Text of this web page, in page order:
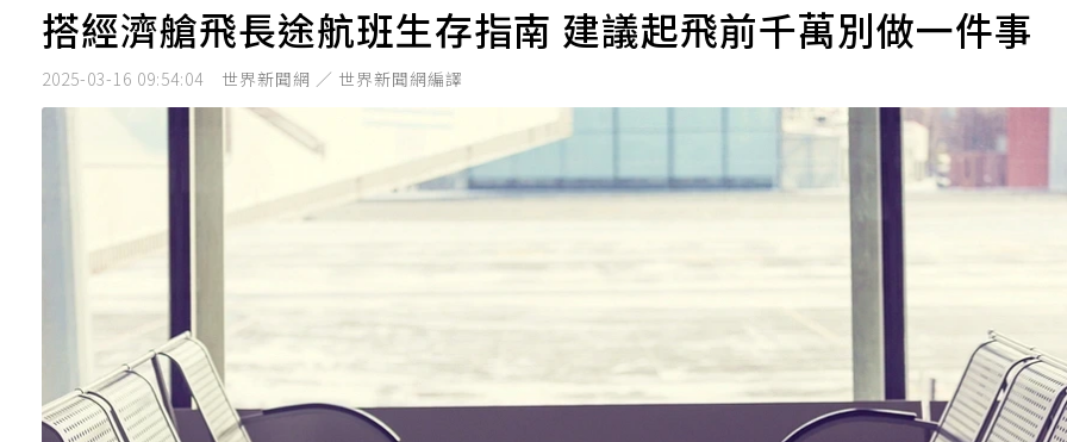
搭經濟艙飛長途航班生存指南 建議起飛前千萬別做一件事
2025-03-16 09:54:04 世界新聞網 ／ 世界新聞網編譯